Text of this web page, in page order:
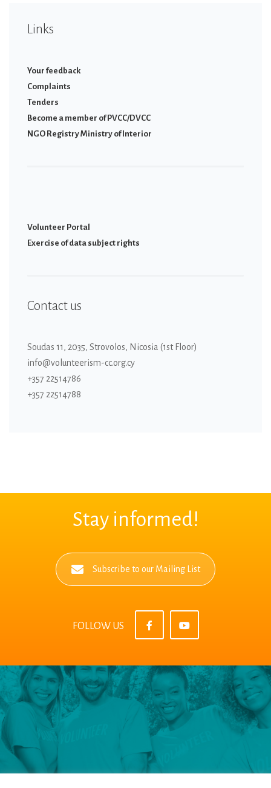
Links
Your feedback
Complaints
Tenders
Become a member of PVCC/DVCC
NGO Registry Ministry of Interior
Volunteer Portal
Εxercise of data subject rights
Contact us
Soudas 11, 2035, Strovolos, Nicosia (1st Floor)
info@volunteerism-cc.org.cy
+357 22514786
+357 22514788
Stay informed!
Subscribe to our Mailing List
FOLLOW US